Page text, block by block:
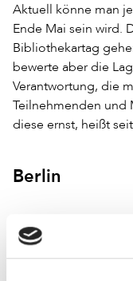
Aktuell könne man
Ende Mai sein wird.
Bibliothekartag
bewerte aber die
Verantwortung, die
Teilnehmenden und
diese ernst, heißt
Berlin
Landes Berlin
vorrübergehend